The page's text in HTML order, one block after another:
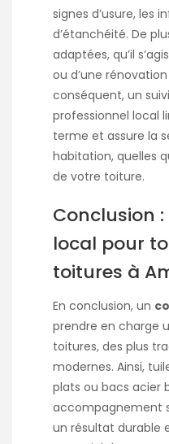
signes d’usure, les
d’étanchéité. De
adaptées, qu’il
ou d’une
conséquent, un
professionnel local
terme et assure la
habitation, quelles
de votre toiture.
Conclusion
local pour
toitures à
En conclusion, un
prendre en charge
toitures, des plus
modernes. Ainsi,
plats ou bacs acier
accompagnement
un résultat durable